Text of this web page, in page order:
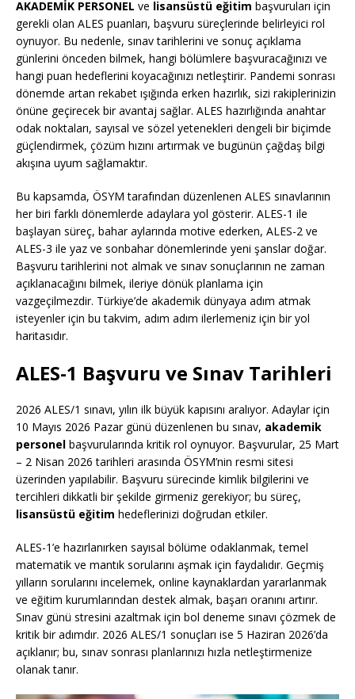
AKADEMİK PERSONEL ve lisansüstü eğitim başvuruları için
gerekli olan ALES puanları, başvuru süreçlerinde belirleyici rol
oynuyor. Bu nedenle, sınav tarihlerini ve sonuç açıklama
günlerini önceden bilmek, hangi bölümlere başvuracağınızı ve
hangi puan hedeflerini koyacağınızı netleştirir. Pandemi sonrası
dönemde artan rekabet ışığında erken hazırlık, sizi rakiplerinizin
önüne geçirecek bir avantaj sağlar. ALES hazırlığında anahtar
odak noktaları, sayısal ve sözel yetenekleri dengeli bir biçimde
güçlendirmek, çözüm hızını artırmak ve bugünün çağdaş bilgi
akışına uyum sağlamaktır.
Bu kapsamda, ÖSYM tarafından düzenlenen ALES sınavlarının
her biri farklı dönemlerde adaylara yol gösterir. ALES-1 ile
başlayan süreç, bahar aylarında motive ederken, ALES-2 ve
ALES-3 ile yaz ve sonbahar dönemlerinde yeni şanslar doğar.
Başvuru tarihlerini not almak ve sınav sonuçlarının ne zaman
açıklanacağını bilmek, ileriye dönük planlama için
vazgeçilmezdir. Türkiye’de akademik dünyaya adım atmak
isteyenler için bu takvim, adım adım ilerlemeniz için bir yol
haritasıdır.
ALES-1 Başvuru ve Sınav Tarihleri
2026 ALES/1 sınavı, yılın ilk büyük kapısını aralıyor. Adaylar için
10 Mayıs 2026 Pazar günü düzenlenen bu sınav, akademik
personel başvurularında kritik rol oynuyor. Başvurular, 25 Mart
– 2 Nisan 2026 tarihleri arasında ÖSYM’nin resmi sitesi
üzerinden yapılabilir. Başvuru sürecinde kimlik bilgilerini ve
tercihleri dikkatli bir şekilde girmeniz gerekiyor; bu süreç,
lisansüstü eğitim hedeflerinizi doğrudan etkiler.
ALES-1’e hazırlanırken sayısal bölüme odaklanmak, temel
matematik ve mantık sorularını aşmak için faydalıdır. Geçmiş
yılların sorularını incelemek, online kaynaklardan yararlanmak
ve eğitim kurumlarından destek almak, başarı oranını artırır.
Sınav günü stresini azaltmak için bol deneme sınavı çözmek de
kritik bir adımdır. 2026 ALES/1 sonuçları ise 5 Haziran 2026’da
açıklanır; bu, sınav sonrası planlarınızı hızla netleştirmenize
olanak tanır.